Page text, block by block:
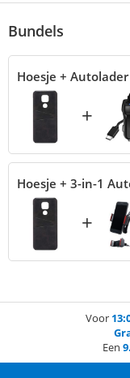
Bundels
Hoesje +
+
Hoesje + 3-in-1
+
Voor
Een